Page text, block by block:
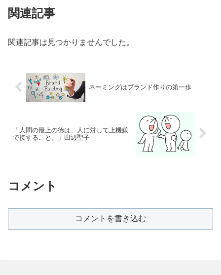
関連記事
関連記事は見つかりませんでした。
ネーミングはブランド作りの第一歩
「人間の最上の徳は、人に対して上機嫌
で接すること。」田辺聖子
コメント
コメントを書き込む